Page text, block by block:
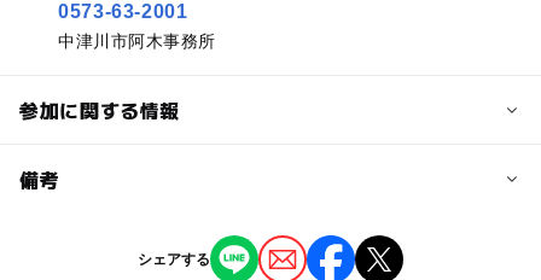
0573-63-2001
中津川市阿木事務所
参加に関する情報
予約/応募
備考
※掲載の情報は天候や主催者側の都合などにより変更にな
ることがあります。
シェアする